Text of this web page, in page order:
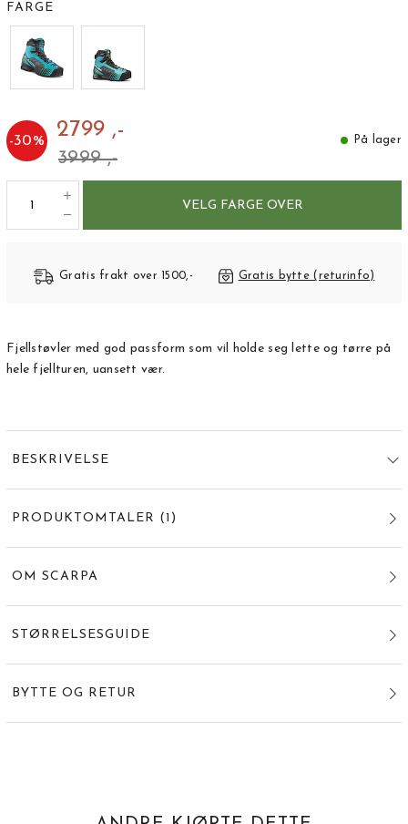
FARGE
-30% 2799 ,-
3999 ,-
På lager
VELG FARGE OVER
Gratis frakt over 1500,- Gratis bytte (returinfo)
Fjellstøvler med god passform som vil holde seg lette og tørre på
hele fjellturen, uansett vær.
BESKRIVELSE
PRODUKTOMTALER (1 )
OM SCARPA
STØRRELSESGUIDE
BYTTE OG RETUR